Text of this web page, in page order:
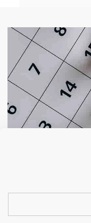
أسباب الماء